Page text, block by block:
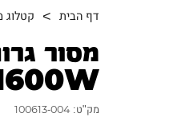
דף הבית קטלוג
מק"ט: 100613-004